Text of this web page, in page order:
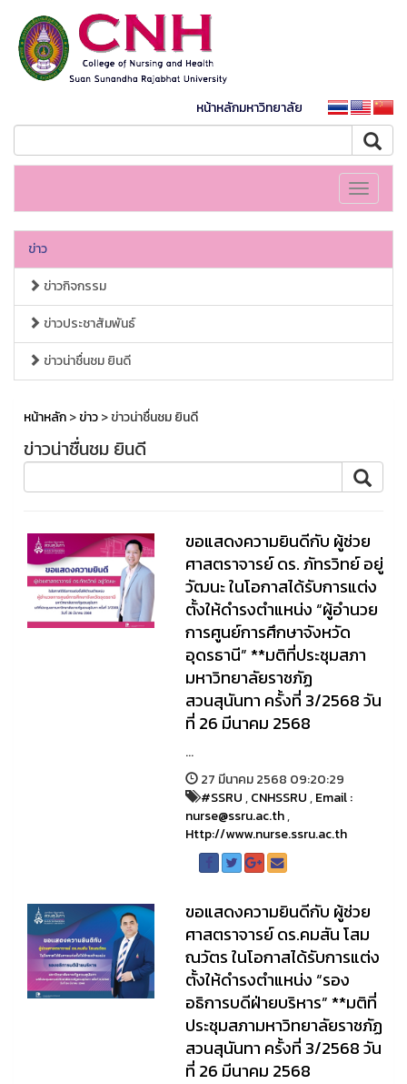
หน้าหลักมหาวิทยาลัย
Toggle
ข่าว
ข่าวกิจกรรม
ข่าวประชาสัมพันธ์
ข่าวน่าชื่นชม ยินดี
หน้าหลัก>ข่าว> ข่าวน่าชื่นชม ยินดี
ข่าวน่าชื่นชม ยินดี
ขอแสดงความยินดีกับ ผู้ช่วย
ศาสตราจารย์ ดร. ภัทรวิทย์ อยู่
วัฒนะ ในโอกาสได้รับการแต่ง
ตั้งให้ดำรงตำแหน่ง “ผู้อำนวย
การศูนย์การศึกษาจังหวัด
อุดรธานี” **มติที่ประชุมสภา
มหาวิทยาลัยราชภัฏ
สวนสุนันทา ครั้งที่ 3/2568 วัน
ที่ 26 มีนาคม 2568
...
27 มีนาคม 2568 09:20:29
#SSRU,CNHSSRU,Email :
nurse@ssru.ac.th,
Http://www.nurse.ssru.ac.th
ขอแสดงความยินดีกับ ผู้ช่วย
ศาสตราจารย์ ดร.คมสัน โสม
ณวัตร ในโอกาสได้รับการแต่ง
ตั้งให้ดำรงตำแหน่ง “รอง
อธิการบดีฝ่ายบริหาร” **มติที่
ประชุมสภามหาวิทยาลัยราชภัฏ
สวนสุนันทา ครั้งที่ 3/2568 วัน
ที่ 26 มีนาคม 2568